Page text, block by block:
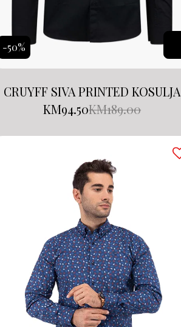
-50%
CRUYFF SIVA PRINTED KOSULJA
KM189.00
KM94.50